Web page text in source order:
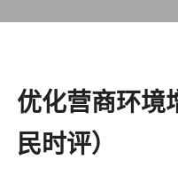
优化营商环境
民时评）